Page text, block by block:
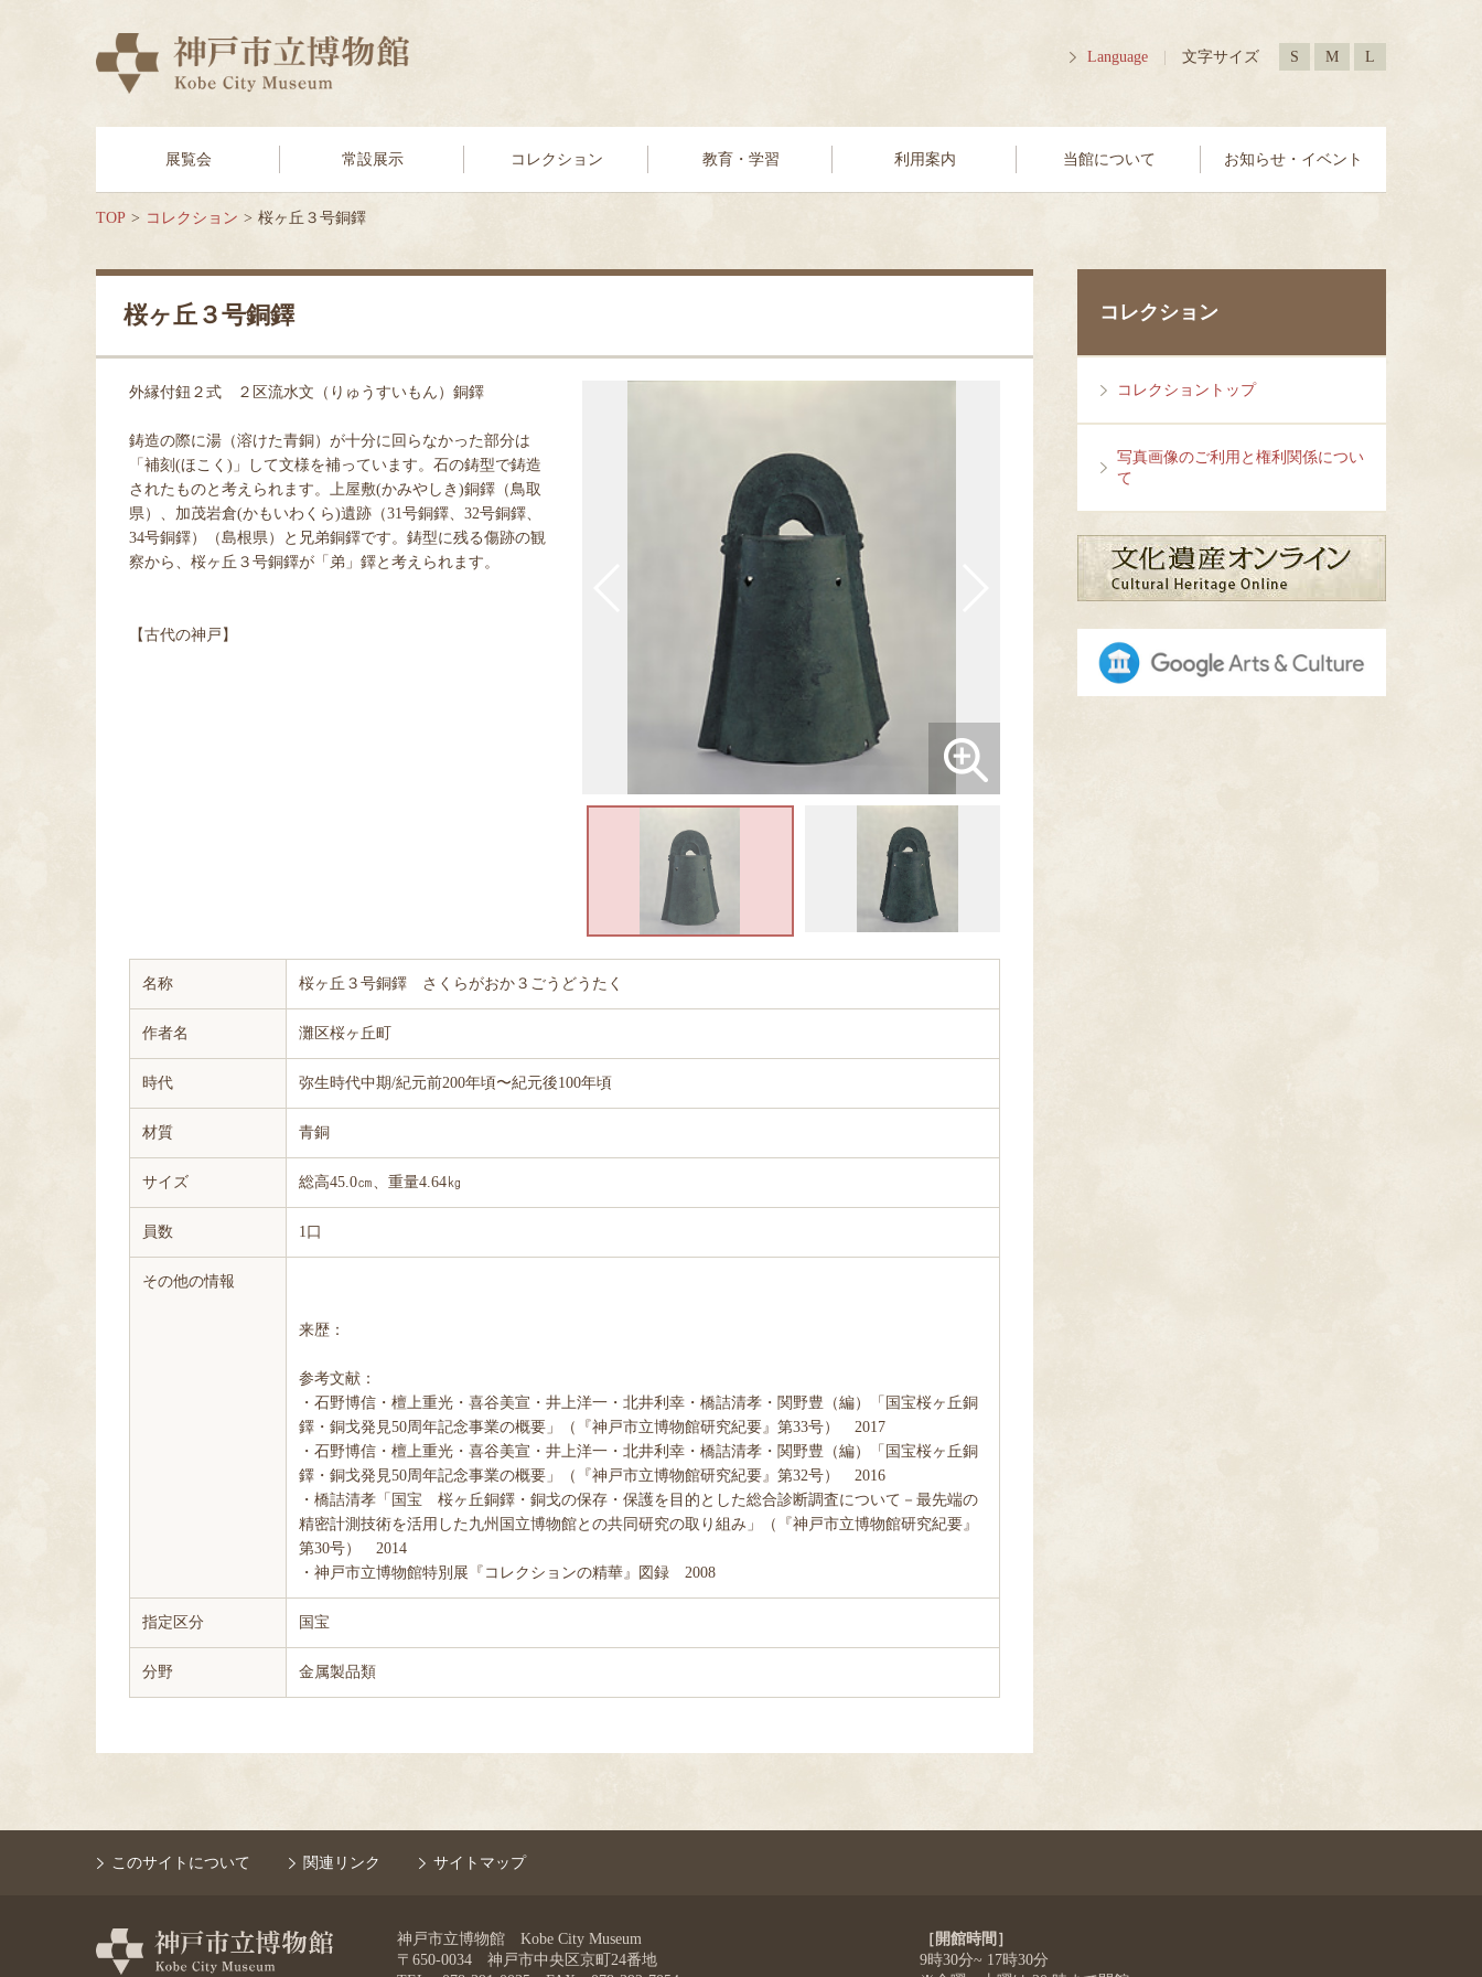
Language 文字サイズ S M L
展覧会 常設展示 コレクション 教育・学習 利用案内 当館について お知らせ・イベント
TOP コレクション 桜ヶ丘３号銅鐸
桜ヶ丘３号銅鐸
外縁付鈕２式 ２区流水文（りゅうすいもん）銅鐸
鋳造の際に湯（溶けた青銅）が十分に回らなかった部分は
「補刻(ほこく)」して文様を補っています。石の鋳型で鋳造
されたものと考えられます。上屋敷(かみやしき)銅鐸（鳥取
県）、加茂岩倉(かもいわくら)遺跡（31号銅鐸、32号銅鐸、
34号銅鐸）（島根県）と兄弟銅鐸です。鋳型に残る傷跡の観
察から、桜ヶ丘３号銅鐸が「弟」鐸と考えられます。
【古代の神戸】
名称 桜ヶ丘３号銅鐸 さくらがおか３ごうどうたく
作者名 灘区桜ヶ丘町
時代 弥生時代中期/紀元前200年頃〜紀元後100年頃
材質 青銅
サイズ 総高45.0㎝、重量4.64㎏
員数 1口
その他の情報
来歴：
参考文献：
・石野博信・檀上重光・喜谷美宣・井上洋一・北井利幸・橋詰清孝・関野豊（編）「国宝桜ヶ丘銅
鐸・銅戈発見50周年記念事業の概要」（『神戸市立博物館研究紀要』第33号） 2017
・石野博信・檀上重光・喜谷美宣・井上洋一・北井利幸・橋詰清孝・関野豊（編）「国宝桜ヶ丘銅
鐸・銅戈発見50周年記念事業の概要」（『神戸市立博物館研究紀要』第32号） 2016
・橋詰清孝「国宝 桜ヶ丘銅鐸・銅戈の保存・保護を目的とした総合診断調査について－最先端の
精密計測技術を活用した九州国立博物館との共同研究の取り組み」（『神戸市立博物館研究紀要』
第30号） 2014
・神戸市立博物館特別展『コレクションの精華』図録 2008
指定区分 国宝
分野 金属製品類
コレクション
コレクショントップ
写真画像のご利用と権利関係につい
て
このサイトについて 関連リンク サイトマップ
神戸市立博物館 Kobe City Museum
〒650-0034 神戸市中央区京町24番地
［開館時間］
9時30分~ 17時30分